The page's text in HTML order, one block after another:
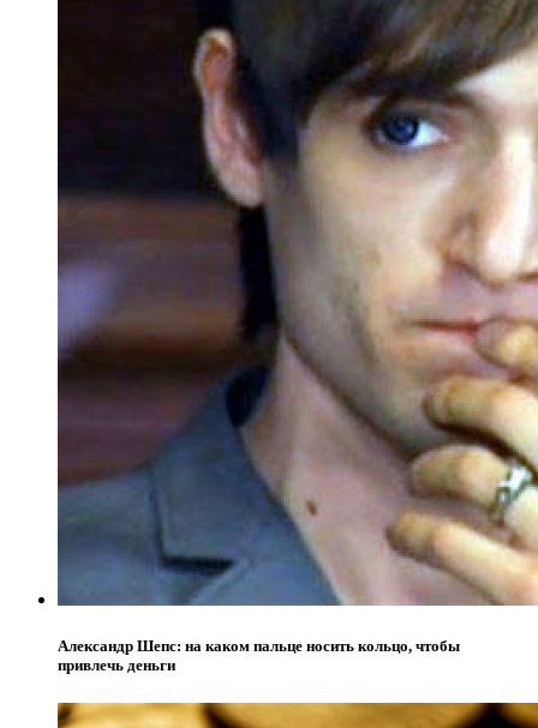
Александр Шепс: на каком пальце носить кольцо, чтобы
привлечь деньги